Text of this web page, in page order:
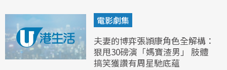
電影劇集
夫妻的博弈張頴康角色全解構：
狠甩30磅演「媽寶渣男」 肢體
搞笑獲讚有周星馳底蘊